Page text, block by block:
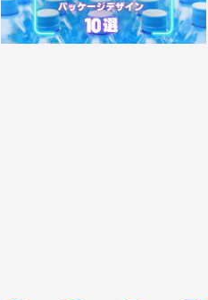
2024.11.28 事例